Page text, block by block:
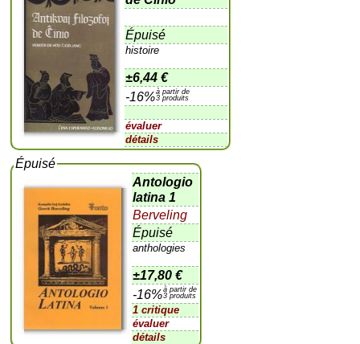
Épuisé
histoire
±6,44 €
-16%à partir de
3 produits
évaluer
détails
Épuisé
Antologio
latina 1
Berveling
Épuisé
anthologies
±17,80 €
-16%à partir de
3 produits
1 critique
évaluer
détails